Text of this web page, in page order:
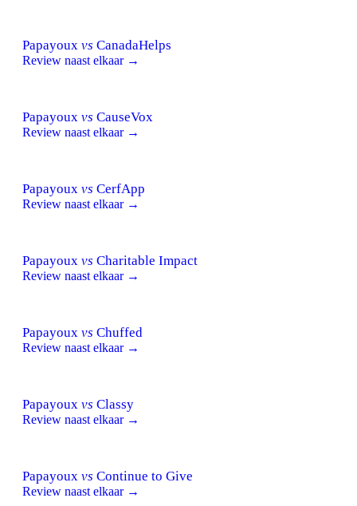
Papayoux vs CanadaHelps
Review naast elkaar →
Papayoux vs CauseVox
Review naast elkaar →
Papayoux vs CerfApp
Review naast elkaar →
Papayoux vs Charitable Impact
Review naast elkaar →
Papayoux vs Chuffed
Review naast elkaar →
Papayoux vs Classy
Review naast elkaar →
Papayoux vs Continue to Give
Review naast elkaar →